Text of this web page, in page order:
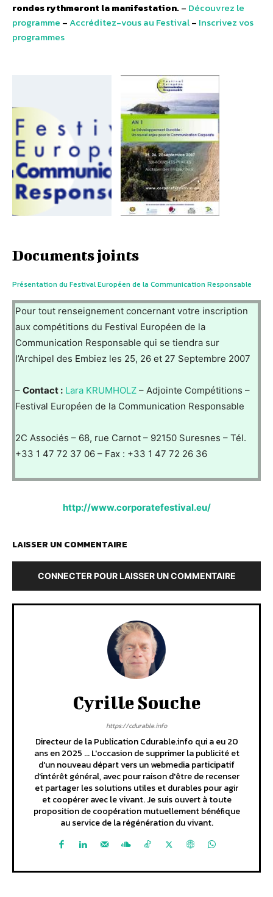
rondes rythmeront la manifestation.– Découvrez le
programme –Accréditez-vous au Festival– Inscrivez vos
programmes
Documents joints
Présentation du Festival Européen de la Communication Responsable
Pour tout renseignement concernant votre inscription
aux compétitions du Festival Européen de la
Communication Responsable qui se tiendra sur
l’Archipel des Embiez les 25, 26 et 27 Septembre 2007
– Contact : Lara KRUMHOLZ – Adjointe Compétitions –
Festival Européen de la Communication Responsable
2C Associés – 68, rue Carnot – 92150 Suresnes – Tél.
+33 1 47 72 37 06 – Fax : +33 1 47 72 26 36
http://www.corporatefestival.eu/
LAISSER UN COMMENTAIRE
CONNECTER POUR LAISSER UN COMMENTAIRE
Cyrille Souche
https://cdurable.info
Directeur de la Publication Cdurable.info qui a eu 20
ans en 2025 ... L'occasion de supprimer la publicité et
d'un nouveau départ vers un webmedia participatif
d'intérêt général, avec pour raison d'être de recenser
et partager les solutions utiles et durables pour agir
et coopérer avec le vivant. Je suis ouvert à toute
proposition de coopération mutuellement bénéfique
au service de la régénération du vivant.